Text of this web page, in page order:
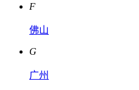
F
佛山
G
广州